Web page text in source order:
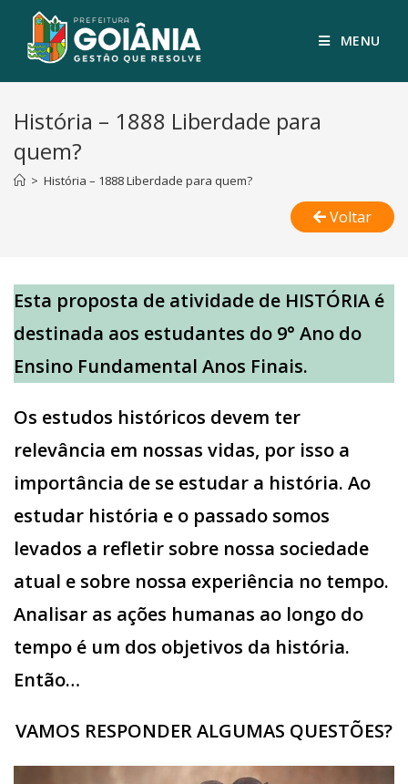
MENU
História – 1888 Liberdade para
quem?
> História – 1888 Liberdade para quem?
Voltar
Esta proposta de atividade de HISTÓRIA é
destinada aos estudantes do 9° Ano do
Ensino Fundamental Anos Finais.
Os estudos históricos devem ter
relevância em nossas vidas, por isso a
importância de se estudar a história. Ao
estudar história e o passado somos
levados a refletir sobre nossa sociedade
atual e sobre nossa experiência no tempo.
Analisar as ações humanas ao longo do
tempo é um dos objetivos da história.
Então…
VAMOS RESPONDER ALGUMAS QUESTÕES?